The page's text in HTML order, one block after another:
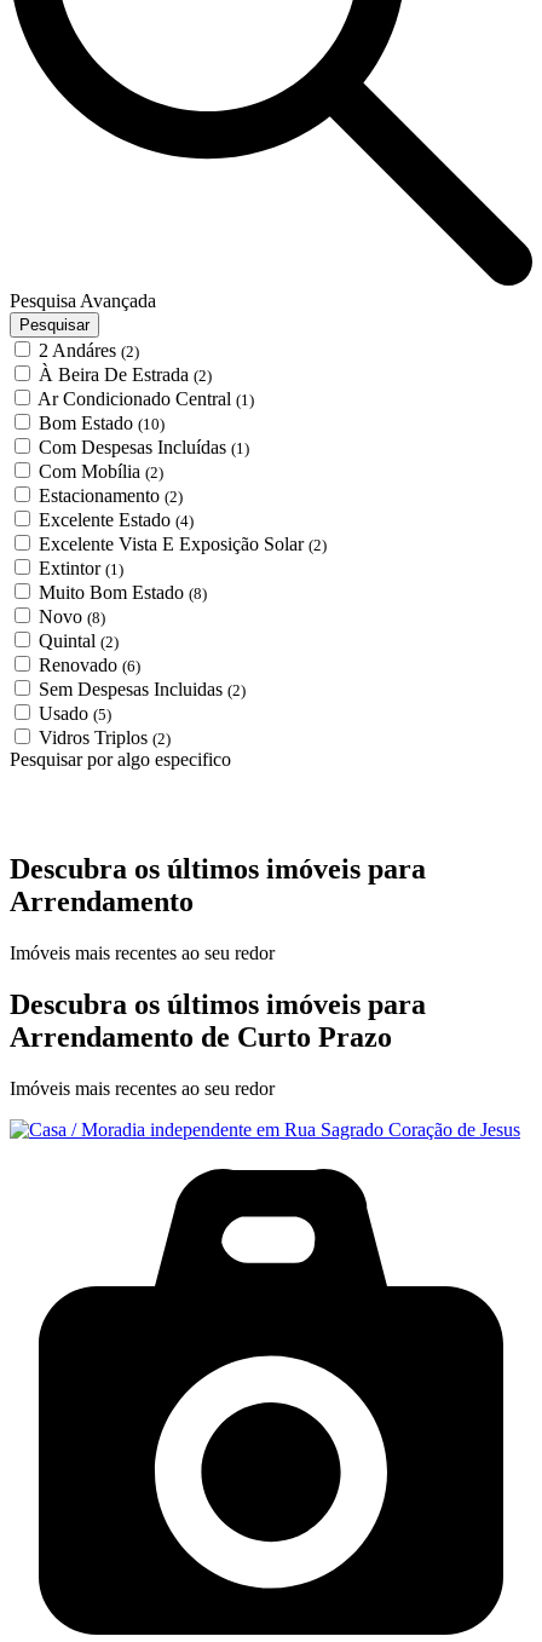
Pesquisa Avançada
Pesquisar
2 Andáres (2)
À Beira De Estrada (2)
Ar Condicionado Central (1)
Bom Estado (10)
Com Despesas Incluídas (1)
Com Mobília (2)
Estacionamento (2)
Excelente Estado (4)
Excelente Vista E Exposição Solar (2)
Extintor (1)
Muito Bom Estado (8)
Novo (8)
Quintal (2)
Renovado (6)
Sem Despesas Incluidas (2)
Usado (5)
Vidros Triplos (2)
Pesquisar por algo especifico
Descubra os últimos imóveis para
Arrendamento
Imóveis mais recentes ao seu redor
Descubra os últimos imóveis para
Arrendamento de Curto Prazo
Imóveis mais recentes ao seu redor